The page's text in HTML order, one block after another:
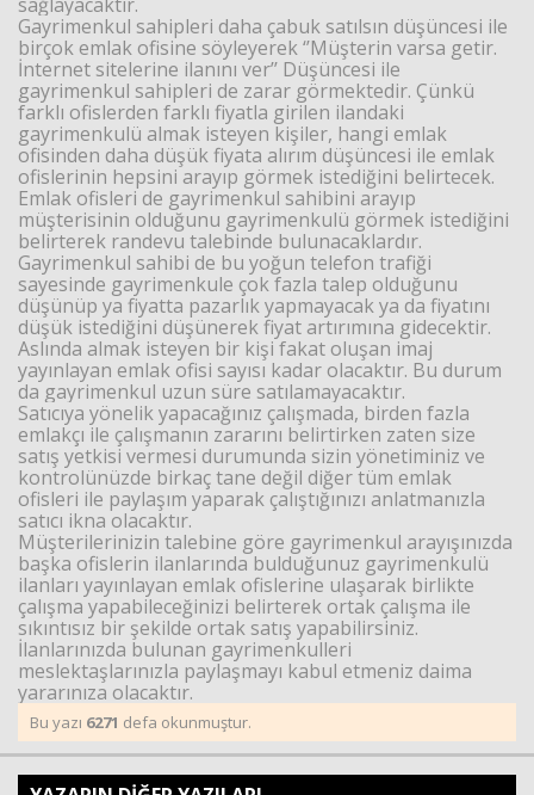
Gayrimenkul sahipleri daha çabuk satılsın düşüncesi ile
birçok emlak ofisine söyleyerek ‘’Müşterin varsa getir.
İnternet sitelerine ilanını ver’’ Düşüncesi ile
gayrimenkul sahipleri de zarar görmektedir. Çünkü
farklı ofislerden farklı fiyatla girilen ilandaki
gayrimenkulü almak isteyen kişiler, hangi emlak
ofisinden daha düşük fiyata alırım düşüncesi ile emlak
ofislerinin hepsini arayıp görmek istediğini belirtecek.
Emlak ofisleri de gayrimenkul sahibini arayıp
müşterisinin olduğunu gayrimenkulü görmek istediğini
belirterek randevu talebinde bulunacaklardır.
Gayrimenkul sahibi de bu yoğun telefon trafiği
sayesinde gayrimenkule çok fazla talep olduğunu
düşünüp ya fiyatta pazarlık yapmayacak ya da fiyatını
düşük istediğini düşünerek fiyat artırımına gidecektir.
Aslında almak isteyen bir kişi fakat oluşan imaj
yayınlayan emlak ofisi sayısı kadar olacaktır. Bu durum
da gayrimenkul uzun süre satılamayacaktır.
Satıcıya yönelik yapacağınız çalışmada, birden fazla
emlakçı ile çalışmanın zararını belirtirken zaten size
satış yetkisi vermesi durumunda sizin yönetiminiz ve
kontrolünüzde birkaç tane değil diğer tüm emlak
ofisleri ile paylaşım yaparak çalıştığınızı anlatmanızla
satıcı ikna olacaktır.
Müşterilerinizin talebine göre gayrimenkul arayışınızda
başka ofislerin ilanlarında bulduğunuz gayrimenkulü
ilanları yayınlayan emlak ofislerine ulaşarak birlikte
çalışma yapabileceğinizi belirterek ortak çalışma ile
sıkıntısız bir şekilde ortak satış yapabilirsiniz.
İlanlarınızda bulunan gayrimenkulleri
meslektaşlarınızla paylaşmayı kabul etmeniz daima
yararınıza olacaktır.
Bu yazı 6271 defa okunmuştur.
Haberin Doğru Adresi.